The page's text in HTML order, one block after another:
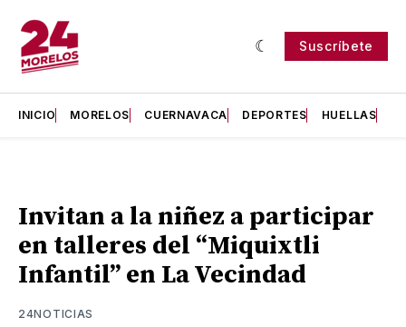
Suscríbete
INICIO MORELOS CUERNAVACA DEPORTES HUELLAS
Invitan a la niñez a participar
en talleres del “Miquixtli
Infantil” en La Vecindad
24NOTICIAS